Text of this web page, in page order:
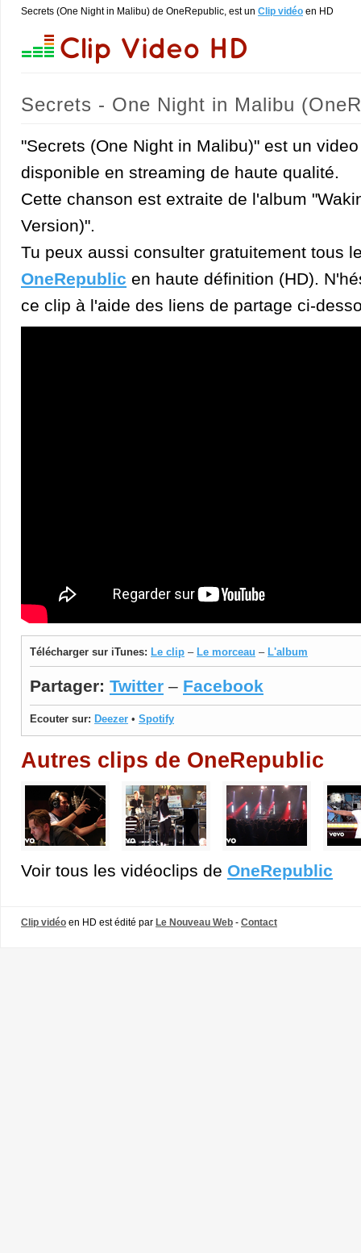
Secrets (One Night in Malibu) de OneRepublic, est un Clip vidéo en HD
Secrets - One Night in Malibu
"Secrets (One Night in Malibu)" est un
disponible en streaming de haute qualité.
Cette chanson est extraite de l'album
Version)".
Tu peux aussi consulter gratuitement tous
OneRepublic en haute définition (HD).
ce clip à l'aide des liens de partage ci-
Télécharger sur iTunes: Le clip – Le morceau – L'album
Partager: Twitter – Facebook
Ecouter sur: Deezer • Spotify
Autres clips de OneRepublic
Voir tous les vidéoclips de OneRepublic
Clip vidéo en HD est édité par Le Nouveau Web - Contact